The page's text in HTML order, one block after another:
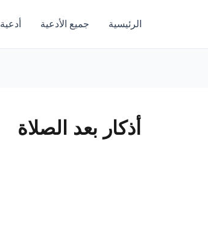
الرئيسية جميع الأدعية أدعية
أذكار بعد الصلاة